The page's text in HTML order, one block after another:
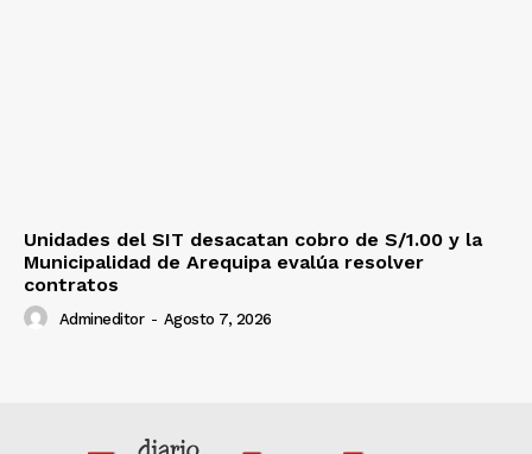
Unidades del SIT desacatan cobro de S/1.00 y la
Municipalidad de Arequipa evalúa resolver
contratos
Admineditor - Agosto 7, 2026